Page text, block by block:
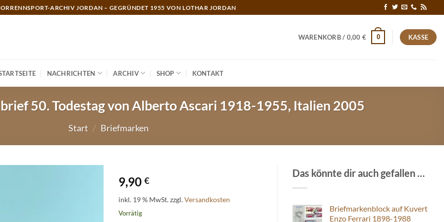
ARCHIV JORDAN – GEGRÜNDET 1955 VON LOTHAR JORDAN
WARENKORB / 0,00 € 0 KASSE
NACHRICHTEN ARCHIV SHOP KONTAKT
50. Todestag von Alberto Ascari 1918-1955, Italien 2005
Start / Briefmarken
9,90 €
inkl. 19 % MwSt.zzgl.Versandkosten
Vorrätig
Das könnte dir auch gefallen …
Briefmarkenblock auf Kuvert
Enzo Ferrari 1898-1988